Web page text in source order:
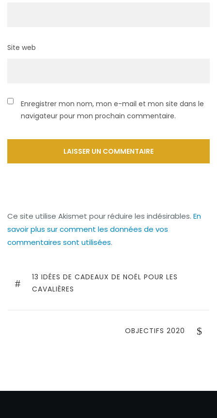
Site web
Enregistrer mon nom, mon e-mail et mon site dans le
navigateur pour mon prochain commentaire.
Ce site utilise Akismet pour réduire les indésirables. En
savoir plus sur comment les données de vos
commentaires sont utilisées.
de
l’article
PREVIOUS
POST
13 IDÉES DE CADEAUX DE NOËL POUR LES
CAVALIÈRES
NEXT
OBJECTIFS 2020